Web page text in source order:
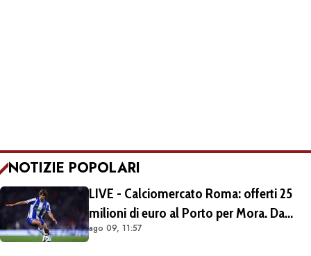
NOTIZIE POPOLARI
LIVE - Calciomercato Roma: offerti 25
milioni di euro al Porto per Mora. Da
escludere il prestito con diritto di riscatto.
ago 09, 11:57